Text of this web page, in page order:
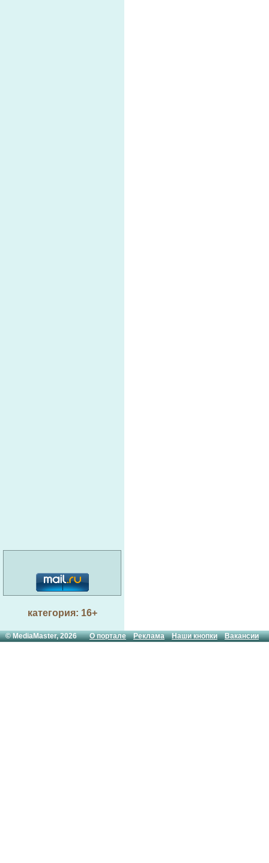
категория: 16+
© MediaMaster, 2026О портале Реклама Наши кнопки Вакансии